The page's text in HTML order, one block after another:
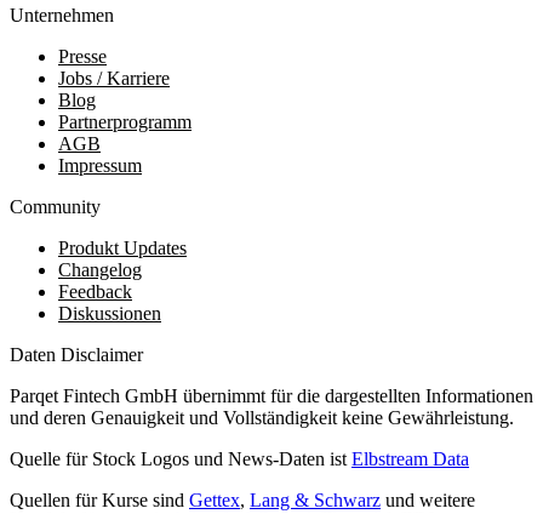
Unternehmen
Presse
Jobs / Karriere
Blog
Partnerprogramm
AGB
Impressum
Community
Produkt Updates
Changelog
Feedback
Diskussionen
Daten Disclaimer
Parqet Fintech GmbH übernimmt für die dargestellten Informationen
und deren Genauigkeit und Vollständigkeit keine Gewährleistung.
Quelle für Stock Logos und News-Daten istElbstream Data
Quellen für Kurse sind Gettex, Lang & Schwarz und weitere